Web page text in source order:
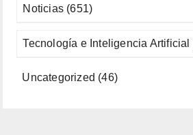
Noticias(651)
Tecnología e Inteligencia Artificial
Uncategorized (46)